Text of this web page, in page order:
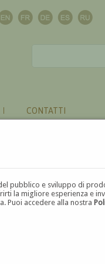
pubblico e sviluppo di
la migliore esperienza e
Puoi accedere alla nostra
CONTATTI
V W X Y Z ⬅